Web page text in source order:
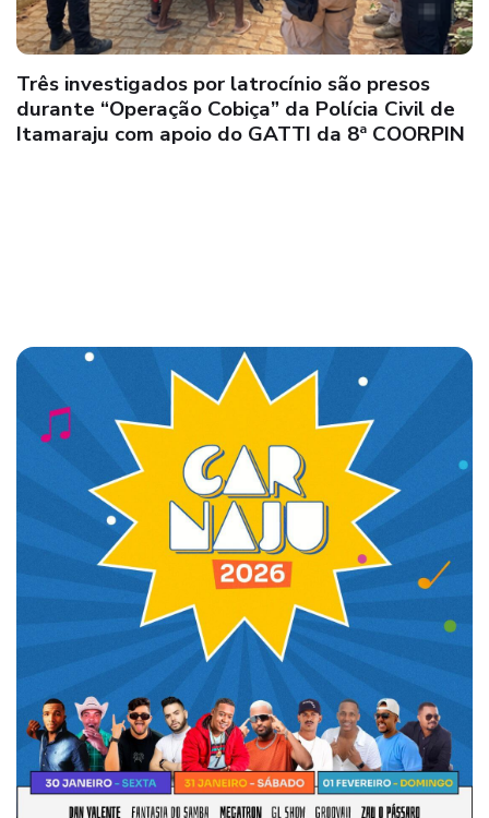
89ª CIPM: Jovem é preso após denúncia de
tráfico de drogas por Policiais Militares de
Posto da Mata, município de Nova Viçosa